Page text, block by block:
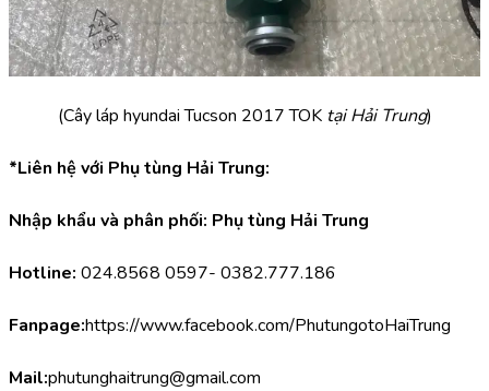
(Cây láp hyundai Tucson 2017 TOK tại Hải Trung)
*Liên hệ với Phụ tùng Hải Trung:
Nhập khẩu và phân phối: Phụ tùng Hải Trung
Hotline: 024.8568 0597- 0382.777.186
Fanpage:https://www.facebook.com/PhutungotoHaiTrung
Mail:phutunghaitrung@gmail.com